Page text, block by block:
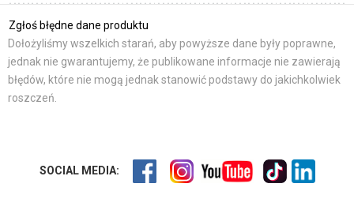
Zgłoś błędne dane produktu
Dołożyliśmy wszelkich starań, aby powyższe dane były poprawne,
jednak nie gwarantujemy, że publikowane informacje nie zawierają
błędów, które nie mogą jednak stanowić podstawy do jakichkolwiek
roszczeń.
SOCIAL MEDIA: